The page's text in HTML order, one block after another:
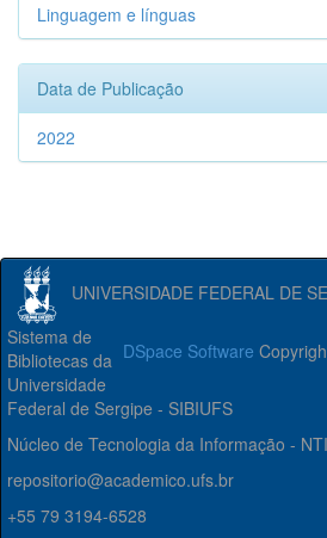
Linguagem e línguas
Data de Publicação
2022
UNIVERSIDADE FEDERAL DE
DSpace Software
Sistema de
Bibliotecas da
Universidade
Federal de Sergipe - SIBIUFS
Núcleo de Tecnologia da Informação - NTI
repositorio@academico.ufs.br
+55 79 3194-6528